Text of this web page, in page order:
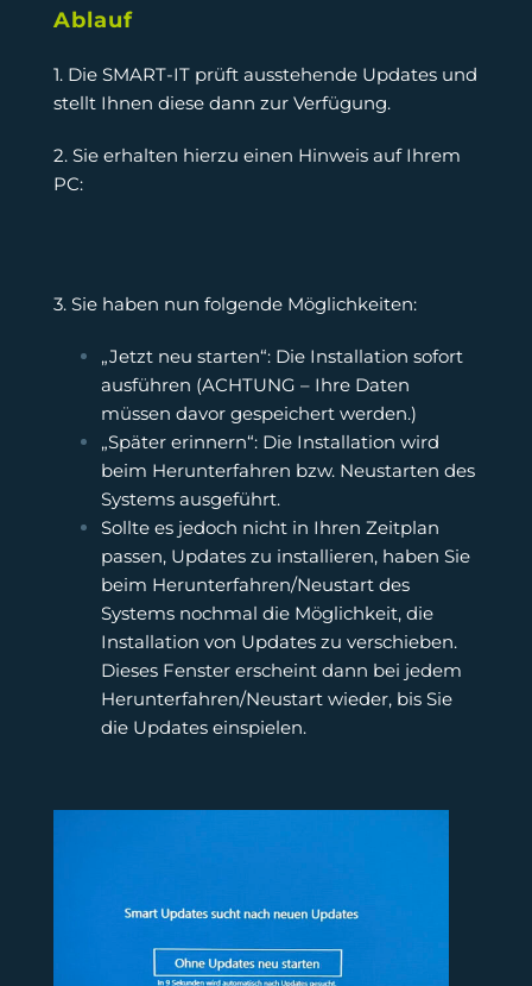
Ablauf
1. Die SMART-IT prüft ausstehende Updates und
stellt Ihnen diese dann zur Verfügung.
2. Sie erhalten hierzu einen Hinweis auf Ihrem
PC:
3. Sie haben nun folgende Möglichkeiten:
„Jetzt neu starten“: Die Installation sofort
ausführen (ACHTUNG – Ihre Daten
müssen davor gespeichert werden.)
„Später erinnern“: Die Installation wird
beim Herunterfahren bzw. Neustarten des
Systems ausgeführt.
Sollte es jedoch nicht in Ihren Zeitplan
passen, Updates zu installieren, haben Sie
beim Herunterfahren/Neustart des
Systems nochmal die Möglichkeit, die
Installation von Updates zu verschieben.
Dieses Fenster erscheint dann bei jedem
Herunterfahren/Neustart wieder, bis Sie
die Updates einspielen.